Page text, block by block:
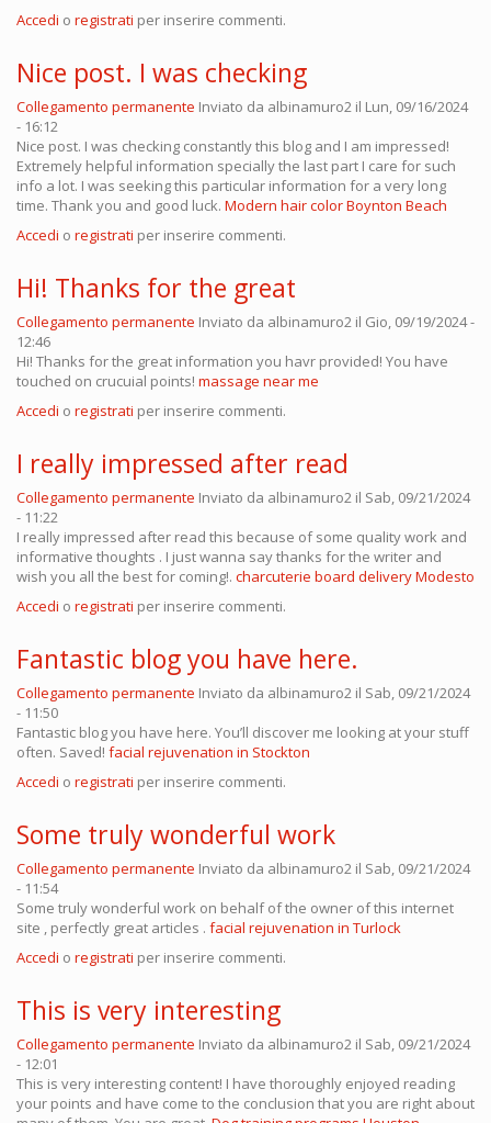
Accedi o registrati per inserire commenti.
Nice post. I was checking
Collegamento permanente Inviato da albinamuro2 il Lun, 09/16/2024
- 16:12
Nice post. I was checking constantly this blog and I am impressed!
Extremely helpful information specially the last part I care for such
info a lot. I was seeking this particular information for a very long
time. Thank you and good luck. Modern hair color Boynton Beach
Accedi o registrati per inserire commenti.
Hi! Thanks for the great
Collegamento permanente Inviato da albinamuro2 il Gio, 09/19/2024 -
12:46
Hi! Thanks for the great information you havr provided! You have
touched on crucuial points! massage near me
Accedi o registrati per inserire commenti.
I really impressed after read
Collegamento permanente Inviato da albinamuro2 il Sab, 09/21/2024
- 11:22
I really impressed after read this because of some quality work and
informative thoughts . I just wanna say thanks for the writer and
wish you all the best for coming!. charcuterie board delivery Modesto
Accedi o registrati per inserire commenti.
Fantastic blog you have here.
Collegamento permanente Inviato da albinamuro2 il Sab, 09/21/2024
- 11:50
Fantastic blog you have here. You’ll discover me looking at your stuff
often. Saved! facial rejuvenation in Stockton
Accedi o registrati per inserire commenti.
Some truly wonderful work
Collegamento permanente Inviato da albinamuro2 il Sab, 09/21/2024
- 11:54
Some truly wonderful work on behalf of the owner of this internet
site , perfectly great articles . facial rejuvenation in Turlock
Accedi o registrati per inserire commenti.
This is very interesting
Collegamento permanente Inviato da albinamuro2 il Sab, 09/21/2024
- 12:01
This is very interesting content! I have thoroughly enjoyed reading
your points and have come to the conclusion that you are right about